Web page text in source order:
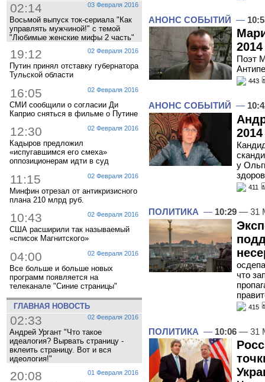
03 Февраля 2016
02:14
Восьмой выпуск ток-сериала "Как
управлять мужчиной!" с темой
"Любимые женские мифы 2 часть"
02 Февраля 2016
19:12
Путин принял отставку губернатора
Тульской области
02 Февраля 2016
16:05
СМИ сообщили о согласии Ди
Каприо сняться в фильме о Путине
02 Февраля 2016
12:30
Кадыров предложил
«испугавшимся его смеха»
оппозиционерам идти в суд
02 Февраля 2016
11:15
Минфин отрезал от антикризисного
плана 210 млрд руб.
02 Февраля 2016
10:43
США расширили так называемый
«список Магнитского»
02 Февраля 2016
04:00
Все больше и больше новых
программ появляется на
телеканале "Синие страницы"
ГЛАВНАЯ НОВОСТЬ
02 Февраля 2016
02:33
Андрей Ургант "Что такое
идеалогия? Вырвать страницу -
вклеить страницу. Вот и вся
идеология!"
01 Февраля 2016
20:08
АНОНС СОБЫТИЙ —
Поэт
443
АНОНС СОБЫТИЙ —
у
411
ПОЛИТИКА — 10:29 — 31
что
415
ПОЛИТИКА — 10:06 — 31